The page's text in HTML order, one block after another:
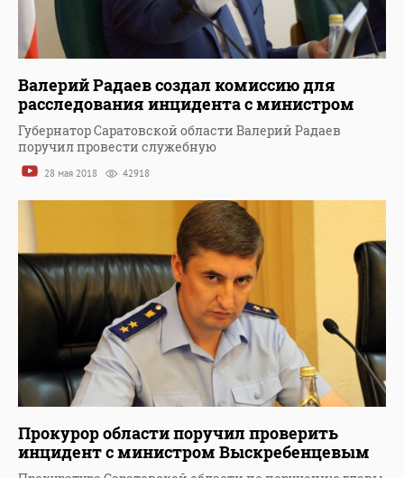
Валерий Радаев создал комиссию для
расследования инцидента с министром
Губернатор Саратовской области Валерий Радаев
поручил провести служебную
28 мая 2018 42918
Прокурор области поручил проверить
инцидент с министром Выскребенцевым